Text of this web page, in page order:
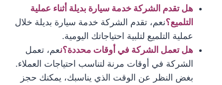
هل تقدم الشركة خدمة سيارة بديلة أثناء عملية
التلميع؟نعم، تقدم الشركة خدمة سيارة بديلة خلال
عملية التلميع لتلبية احتياجاتك اليومية.
هل تعمل الشركة في أوقات محددة؟نعم، تعمل
الشركة في أوقات مرنة لتناسب احتياجات العملاء.
بغض النظر عن الوقت الذي يناسبك، يمكنك حجز